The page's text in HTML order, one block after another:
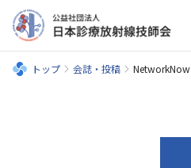
トップ 会誌・投稿 NetworkNow